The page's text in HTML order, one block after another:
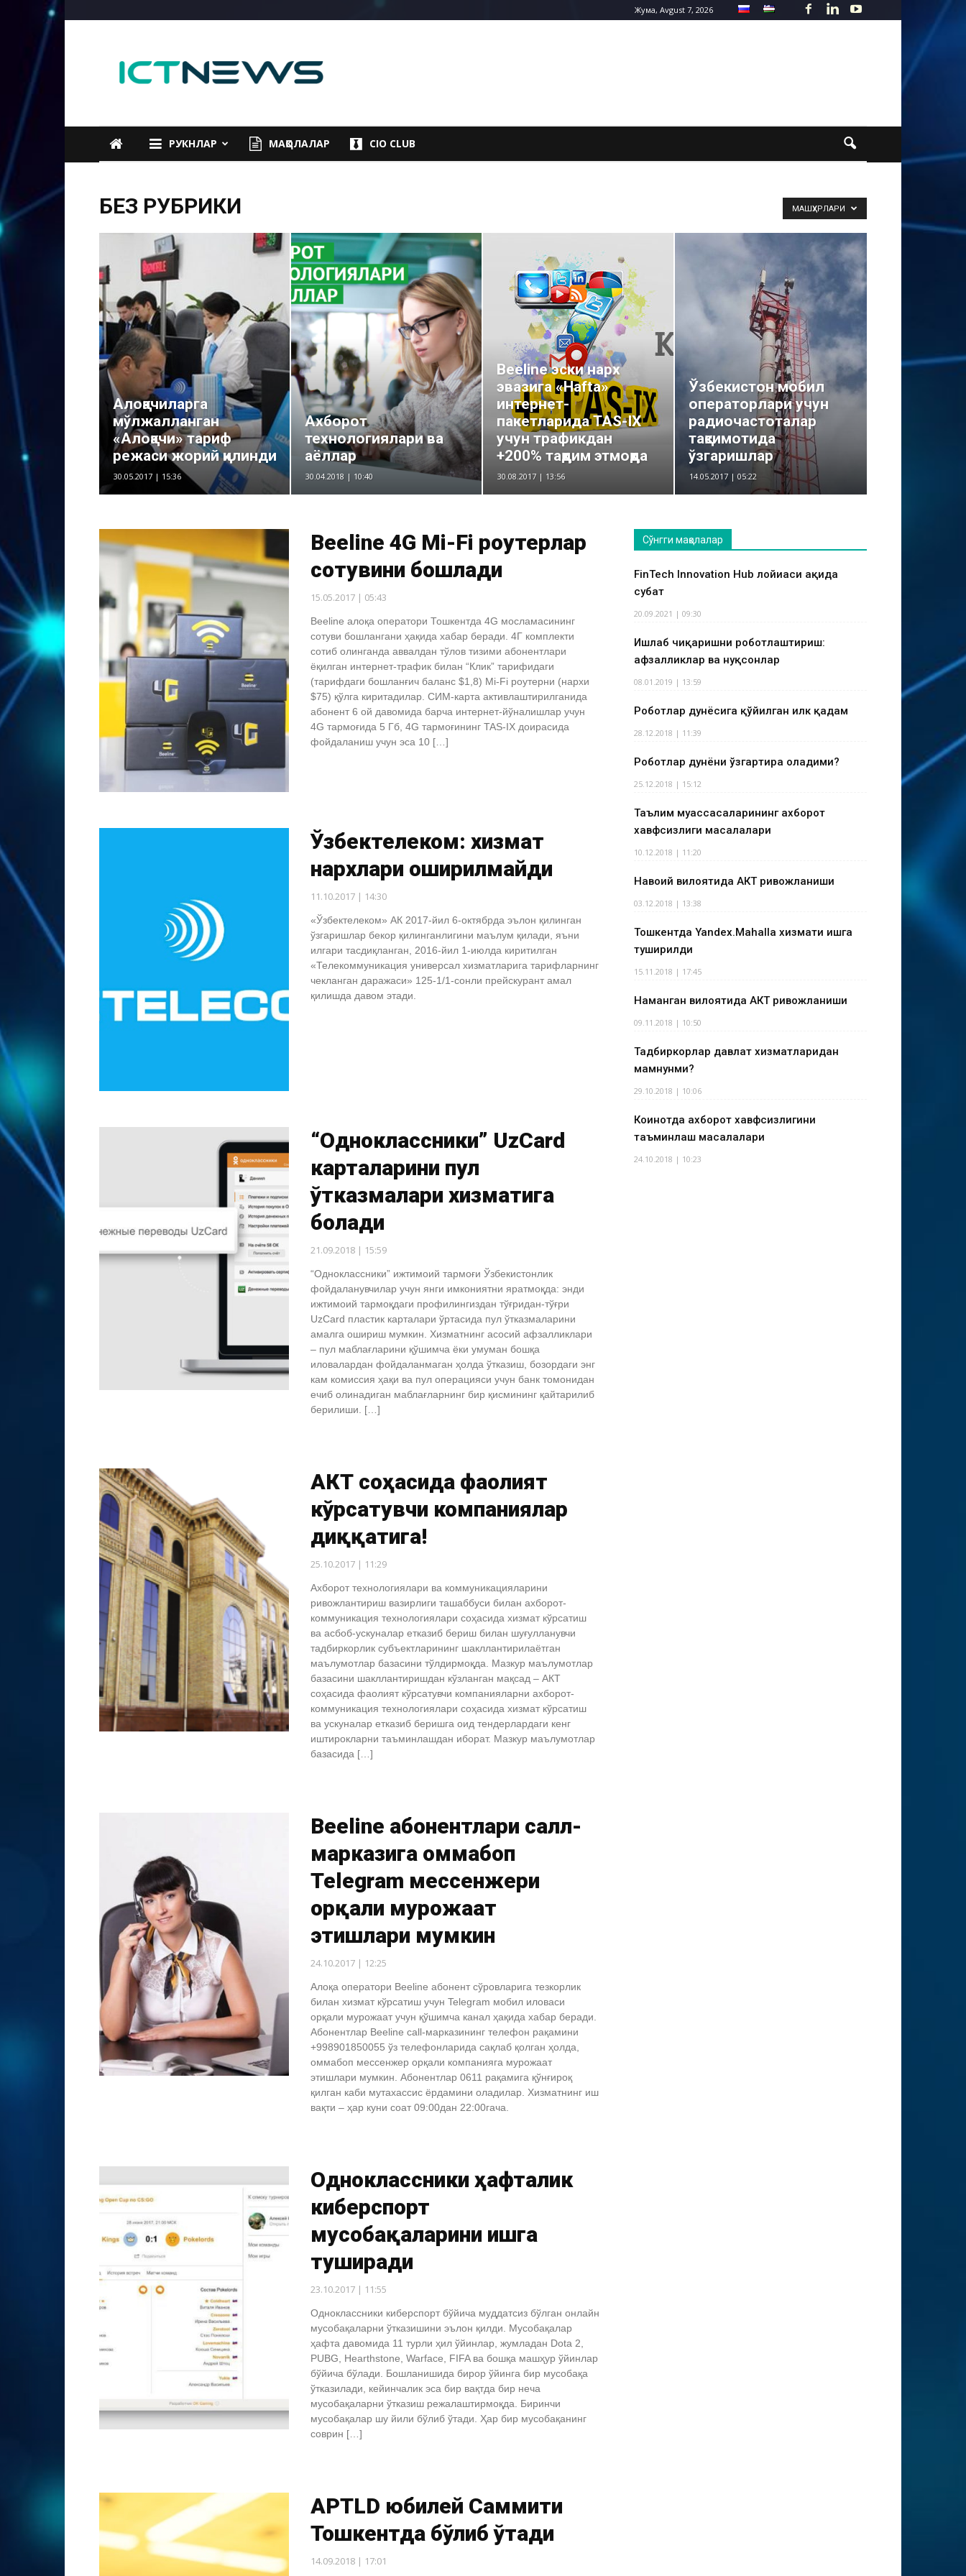
Жума, Avgust 7, 2026
РУКНЛАР МАҚОЛАЛАР CIO CLUB
БЕЗ РУБРИКИ МАШҲУРЛАРИ
Алоқачиларга
мўлжалланган
«Алоқачи» тариф
режаси жорий қилинди
30.05.2017 | 15:36
Ахборот
технологиялари ва
аёллар
30.04.2018 | 10:40
Beeline эски нарх
эвазига «Hafta»
интернет-
пакетларида TAS-IX
учун трафикдан
+200% тақдим этмоқда
30.08.2017 | 13:56
Ўзбекистон мобил
операторлари учун
радиочастоталар
тақсимотида
ўзгаришлар
14.05.2017 | 05:22
Beeline 4G Mi-Fi роутерлар
сотувини бошлади
15.05.2017 | 05:43
Beeline алоқа оператори Тошкентда 4G мосламасининг
сотуви бошлангани ҳақида хабар беради. 4Г комплекти
сотиб олинганда аввалдан тўлов тизими абонентлари
ёқилган интернет-трафик билан “Клик” тарифидаги
(тарифдаги бошланғич баланс $1,8) Mi-Fi роутерни (нархи
$75) қўлга киритадилар. СИМ-карта активлаштирилганида
абонент 6 ой давомида барча интернет-йўналишлар учун
4G тармоғида 5 Гб, 4G тармоғининг TAS-IX доирасида
фойдаланиш учун эса 10 […]
Ўзбектелеком: хизмат
нархлари оширилмайди
11.10.2017 | 14:30
«Ўзбектелеком» АК 2017-йил 6-октябрда эълон қилинган
ўзгаришлар бекор қилинганлигини маълум қилади, яъни
илгари тасдиқланган, 2016-йил 1-июлда киритилган
«Телекоммуникация универсал хизматларига тарифларнинг
чекланган даражаси» 125-1/1-сонли прейскурант амал
қилишда давом этади.
“Одноклассники” UzCard
карталарини пул
ўтказмалари хизматига
боғлади
21.09.2018 | 15:59
“Одноклассники” ижтимоий тармоғи Ўзбекистонлик
фойдаланувчилар учун янги имкониятни яратмоқда: энди
ижтимоий тармоқдаги профилингиздан тўғридан-тўғри
UzCard пластик карталари ўртасида пул ўтказмаларини
амалга ошириш мумкин. Хизматнинг асосий афзалликлари
– пул маблағларини қўшимча ёки умуман бошқа
иловалардан фойдаланмаган ҳолда ўтказиш, бозордаги энг
кам комиссия ҳақи ва пул операцияси учун банк томонидан
ечиб олинадиган маблағларнинг бир қисмининг қайтарилиб
берилиши. […]
АКТ соҳасида фаолият
кўрсатувчи компаниялар
диққатига!
25.10.2017 | 11:29
Ахборот технологиялари ва коммуникацияларини
ривожлантириш вазирлиги ташаббуси билан ахборот-
коммуникация технологиялари соҳасида хизмат кўрсатиш
ва асбоб-ускуналар етказиб бериш билан шуғулланувчи
тадбиркорлик субъектларининг шакллантирилаётган
маълумотлар базасини тўлдирмоқда. Мазкур маълумотлар
базасини шакллантиришдан кўзланган мақсад – АКТ
соҳасида фаолият кўрсатувчи компанияларни ахборот-
коммуникация технологиялари соҳасида хизмат кўрсатиш
ва ускуналар етказиб беришга оид тендерлардаги кенг
иштирокларни таъминлашдан иборат. Мазкур маълумотлар
базасида […]
Beeline абонентлари cалл-
марказига оммабоп
Telegram мессенжери
орқали мурожаат
этишлари мумкин
24.10.2017 | 12:25
Алоқа оператори Beeline абонент сўровларига тезкорлик
билан хизмат кўрсатиш учун Telegram мобил иловаси
орқали мурожаат учун қўшимча канал ҳақида хабар беради.
Абонентлар Beeline call-марказининг телефон рақамини
+998901850055 ўз телефонларида сақлаб қолган ҳолда,
оммабоп мессенжер орқали компанияга мурожаат
этишлари мумкин. Абонентлар 0611 рақамига қўнғироқ
қилган каби мутахассис ёрдамини оладилар. Хизматнинг иш
вақти – ҳар куни соат 09:00дан 22:00гача.
Одноклассники ҳафталик
киберспорт
мусобақаларини ишга
туширади
23.10.2017 | 11:55
Одноклассники киберспорт бўйича муддатсиз бўлган онлайн
мусобақаларни ўтказишини эълон қилди. Мусобақалар
ҳафта давомида 11 турли ҳил ўйинлар, жумладан Dota 2,
PUBG, Hearthstone, Warface, FIFA ва бошқа машҳур ўйинлар
бўйича бўлади. Бошланишида бирор ўйинга бир мусобақа
ўтказилади, кейинчалик эса бир вақтда бир неча
мусобақаларни ўтказиш режалаштирмоқда. Биринчи
мусобақалар шу йили бўлиб ўтади. Ҳар бир мусобақанинг
соврин […]
APTLD юбилей Саммити
Тошкентда бўлиб ўтади
14.09.2018 | 17:01
Сўнгги мақолалар
FinTech Innovation Hub лойиҳаси ҳақида
суҳбат
20.09.2021 | 09:30
Ишлаб чиқаришни роботлаштириш:
афзалликлар ва нуқсонлар
08.01.2019 | 13:59
Роботлар дунёсига қўйилган илк қадам
28.12.2018 | 11:39
Роботлар дунёни ўзгартира оладими?
25.12.2018 | 15:12
Таълим муассасаларининг ахборот
хавфсизлиги масалалари
10.12.2018 | 11:20
Навоий вилоятида АКТ ривожланиши
03.12.2018 | 13:38
Тошкентда Yandex.Mahalla хизмати ишга
туширилди
15.11.2018 | 17:45
Наманган вилоятида АКТ ривожланиши
09.11.2018 | 10:50
Тадбиркорлар давлат хизматларидан
мамнунми?
29.10.2018 | 10:06
Коинотда ахборот хавфсизлигини
таъминлаш масалалари
24.10.2018 | 10:23